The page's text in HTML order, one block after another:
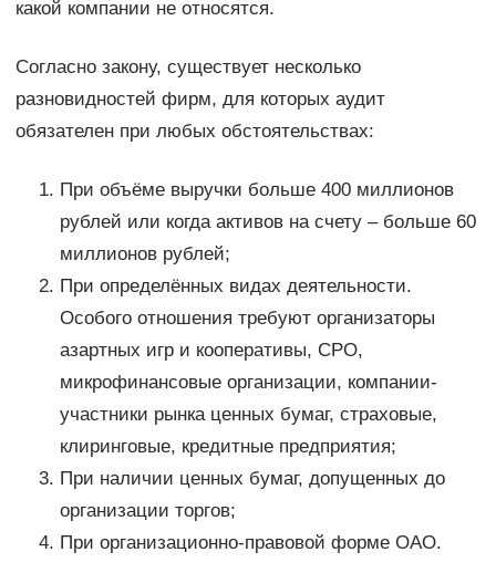
какой компании не относятся.
Согласно закону, существует несколько
разновидностей фирм, для которых аудит
обязателен при любых обстоятельствах:
При объёме выручки больше 400 миллионов
рублей или когда активов на счету – больше 60
миллионов рублей;
При определённых видах деятельности.
Особого отношения требуют организаторы
азартных игр и кооперативы, СРО,
микрофинансовые организации, компании-
участники рынка ценных бумаг, страховые,
клиринговые, кредитные предприятия;
При наличии ценных бумаг, допущенных до
организации торгов;
При организационно-правовой форме ОАО.